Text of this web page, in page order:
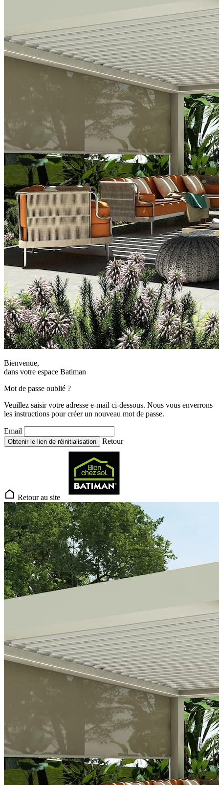
Bienvenue,
dans votre espace Batiman
Mot de passe oublié ?
Veuillez saisir votre adresse e-mail ci-dessous. Nous vous enverrons
les instructions pour créer un nouveau mot de passe.
Email
Obtenir le lien de réinitialisation Retour
Retour au site